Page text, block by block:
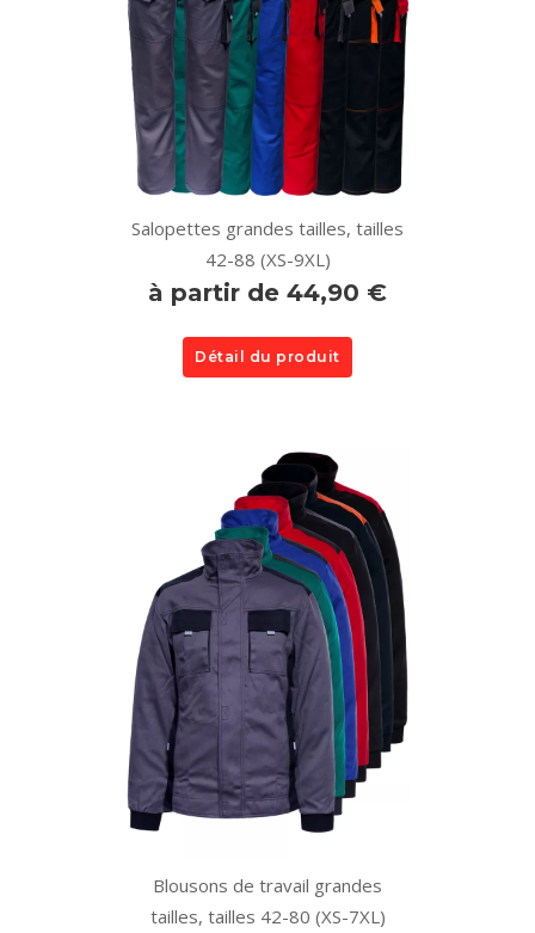
Salopettes grandes tailles, tailles
42-88 (XS-9XL)
à partir de 44,90 €
Détail du produit
Blousons de travail grandes
tailles, tailles 42-80 (XS-7XL)